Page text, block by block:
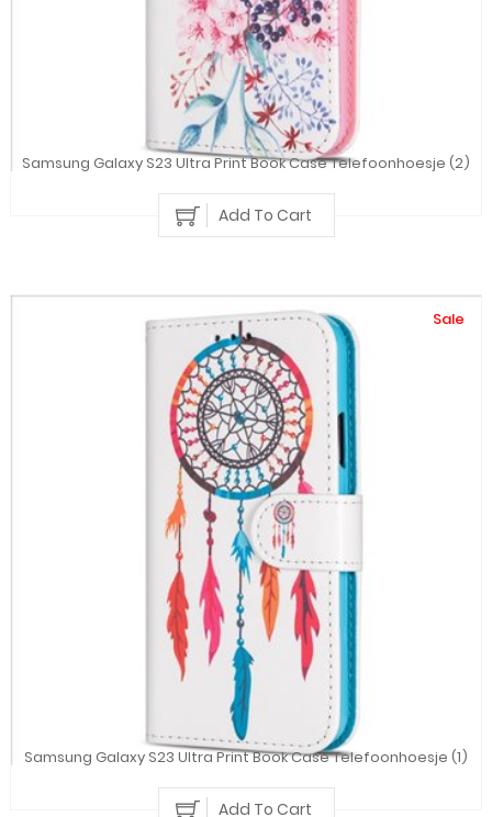
Samsung Galaxy S23 Ultra Print Book Case Telefoonhoesje (2)
Add To Cart
Sale
Samsung Galaxy S23 Ultra Print Book Case Telefoonhoesje (1)
Add To Cart